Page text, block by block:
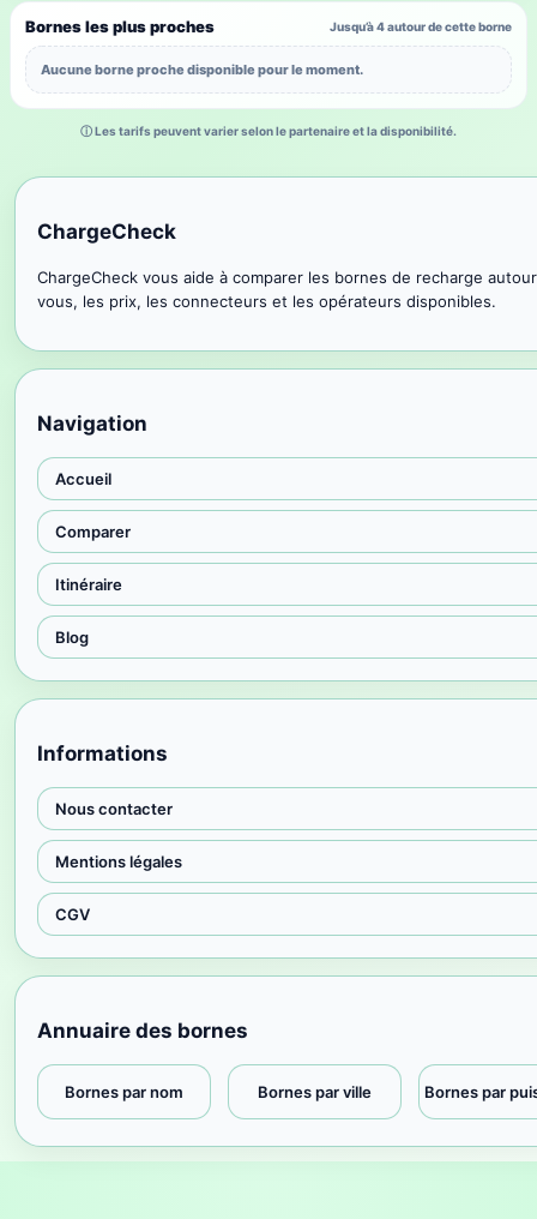
Bornes les plus proches Jusqu’à 4 autour de cette borne
Aucune borne proche disponible pour le moment.
ⓘ Les tarifs peuvent varier selon le partenaire et la disponibilité.
ChargeCheck
ChargeCheck vous aide à comparer les bornes de recharge
vous, les prix, les connecteurs et les opérateurs disponibles.
Navigation
Accueil
Comparer
Itinéraire
Blog
Informations
Nous contacter
Mentions légales
CGV
Annuaire des bornes
Bornes par nom Bornes par ville Bornes par